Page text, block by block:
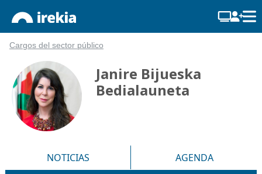
Cargos del sector público
Janire Bijueska
Bedialauneta
NOTICIAS
AGENDA